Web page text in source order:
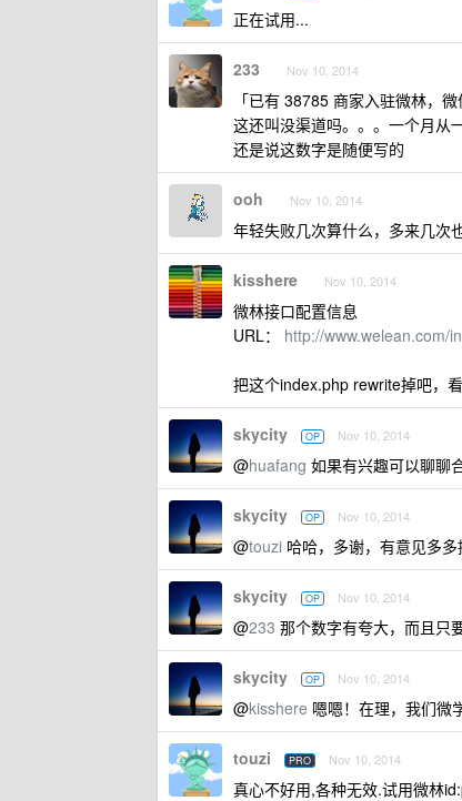
正在试用...
233 Nov 10, 2014
「已有 38785 商家入驻微林，微
这还叫没渠道吗。。。一个月从
还是说这数字是随便写的
ooh Nov 10, 2014
年轻失败几次算什么，多来几次
kisshere Nov 10, 2014
微林接口配置信息
URL： http://www.welean.com/
把这个index.php rewrite掉吧，
skycity OP Nov 10, 2014
@huafang 如果有兴趣可以聊聊
skycity OP Nov 10, 2014
@touzi 哈哈，多谢，有意见多多
skycity OP Nov 10, 2014
@233 那个数字有夸大，而且只
skycity OP Nov 10, 2014
@kisshere 嗯嗯！在理，我们微
touzi PRO Nov 10, 2014
真心不好用,各种无效.试用微林